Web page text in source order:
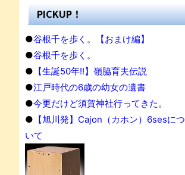
PICKUP！
●谷根千を歩く。【おまけ編】
●谷根千を歩く。
● 【生誕50年!!】嶺脇育夫伝説
●江戸時代の6歳の幼女の遺書
●今更だけど須賀神社行ってきた。
● 【旭川発】Cajon（カホン）6sesにつ
いて